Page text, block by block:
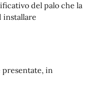
del palo che la
installare
presentate, in